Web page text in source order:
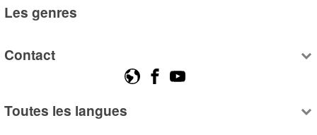
Les genres
Contact
Toutes les langues